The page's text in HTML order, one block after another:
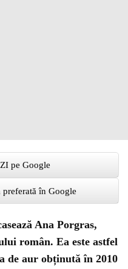
pe Google
preferată în Google
Ana Porgras,
român. Ea este astfel
de aur obținută în 2010